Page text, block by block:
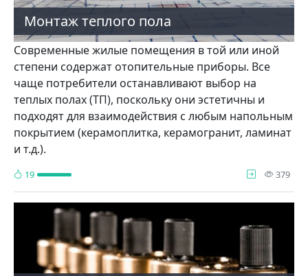
Монтаж теплого пола
Современные жилые помещения в той или иной
степени содержат отопительные приборы. Все
чаще потребители останавливают выбор на
теплых полах (ТП), поскольку они эстетичны и
подходят для взаимодействия с любым напольным
покрытием (керамоплитка, керамогранит, ламинат
и т.д.).
19 379